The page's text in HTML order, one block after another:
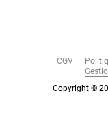
CGV
Copyright ©